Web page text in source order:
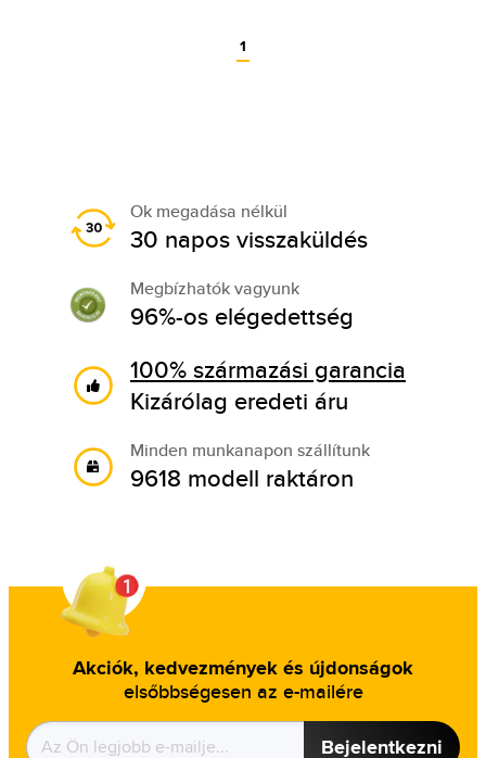
1
Ok megadása nélkül
30 napos visszaküldés
Megbízhatók vagyunk
96%-os elégedettség
100% származási garancia
Kizárólag eredeti áru
Minden munkanapon szállítunk
9618 modell raktáron
Akciók, kedvezmények és újdonságok
elsőbbségesen az e-mailére
Bejelentkezni